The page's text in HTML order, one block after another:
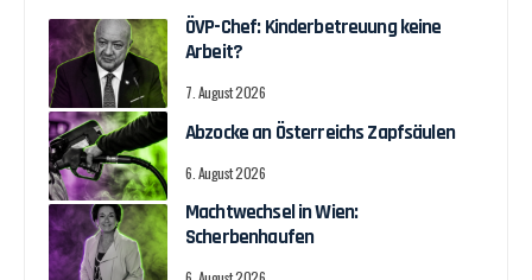
ÖVP-Chef: Kinderbetreuung keine
Arbeit?
7. August 2026
Abzocke an Österreichs Zapfsäulen
6. August 2026
Machtwechsel in Wien:
Scherbenhaufen